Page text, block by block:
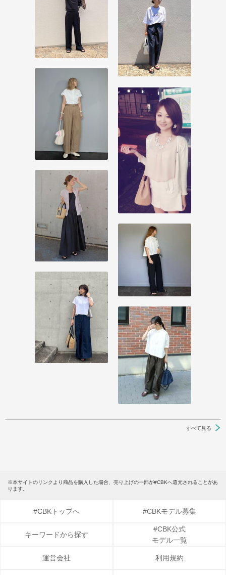
すべて見る
※本サイトのリンクより商品を購入した場合、売り上げの一部が#CBKへ還元されることがあ
ります。
#CBKトップへ #CBKモデル募集
キーワードから探す
#CBK公式
モデル一覧
運営会社 利用規約